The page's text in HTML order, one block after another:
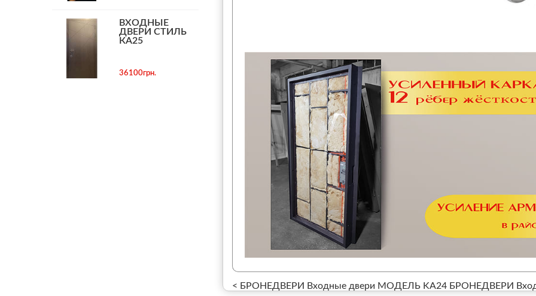
ВХОДНЫЕ
ДВЕРИ СТИЛЬ
КА25
36100грн.
< БРОНЕДВЕРИ Входные двери МОДЕЛЬ KA24 БРОНЕДВЕРИ